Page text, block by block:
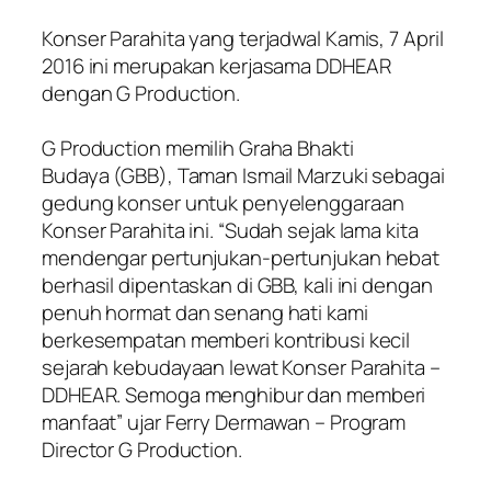
Konser Parahita yang terjadwal Kamis, 7 April
2016 ini merupakan kerjasama DDHEAR
dengan G Production.
G Production memilih Graha Bhakti
Budaya (GBB), Taman Ismail Marzuki sebagai
gedung konser untuk penyelenggaraan
Konser Parahita ini. “Sudah sejak lama kita
mendengar pertunjukan-pertunjukan hebat
berhasil dipentaskan di GBB, kali ini dengan
penuh hormat dan senang hati kami
berkesempatan memberi kontribusi kecil
sejarah kebudayaan lewat Konser Parahita –
DDHEAR. Semoga menghibur dan memberi
manfaat” ujar Ferry Dermawan – Program
Director G Production.